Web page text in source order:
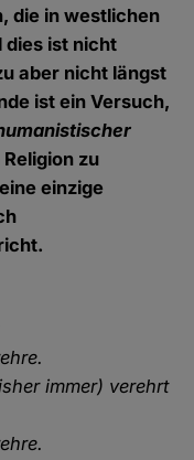
die in westlichen
dies ist nicht
aber nicht längst
ist ein Versuch,
zu
einzige
immer) verehrt